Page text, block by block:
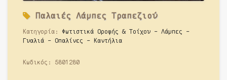
Παλαιές Λάμπες Τραπεζιού
Κατηγορία: Φωτιστικά Οροφής & Τοίχου - Λάμπες -
Γυαλιά - Οπαλίνες - Καντήλια
Κωδικός: 5801280